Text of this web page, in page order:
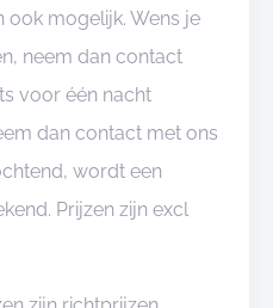
ook mogelijk. Wens je
neem dan contact
voor één nacht
dan contact met ons
wordt een
Prijzen zijn excl